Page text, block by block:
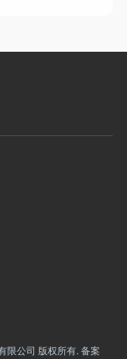
限公司 版权所有. 备案